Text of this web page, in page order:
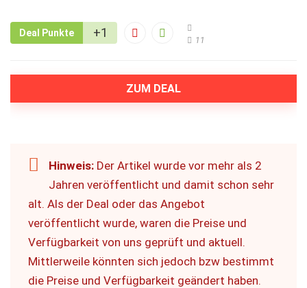
Deal Punkte +1
11
ZUM DEAL
Hinweis: Der Artikel wurde vor mehr als 2
Jahren veröffentlicht und damit schon sehr
alt. Als der Deal oder das Angebot
veröffentlicht wurde, waren die Preise und
Verfügbarkeit von uns geprüft und aktuell.
Mittlerweile könnten sich jedoch bzw bestimmt
die Preise und Verfügbarkeit geändert haben.